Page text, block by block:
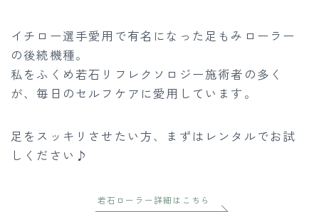
イチロー選手愛用で有名になった足もみローラー
の後続機種。
私をふくめ若石リフレクソロジー施術者の多く
が、毎日のセルフケアに愛用しています。
足をスッキリさせたい方、まずはレンタルでお試
しください♪
若石ローラー詳細はこちら